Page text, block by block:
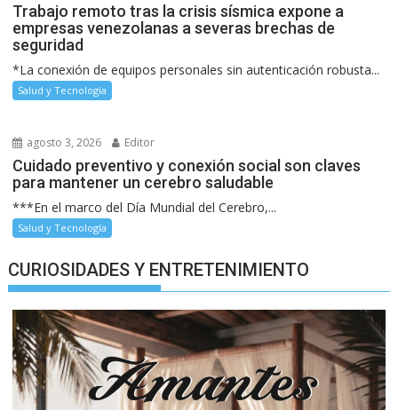
Trabajo remoto tras la crisis sísmica expone a
empresas venezolanas a severas brechas de
seguridad
*La conexión de equipos personales sin autenticación robusta...
Salud y Tecnología
agosto 3, 2026 Editor
Cuidado preventivo y conexión social son claves
para mantener un cerebro saludable
***En el marco del Día Mundial del Cerebro,...
Salud y Tecnología
CURIOSIDADES Y ENTRETENIMIENTO